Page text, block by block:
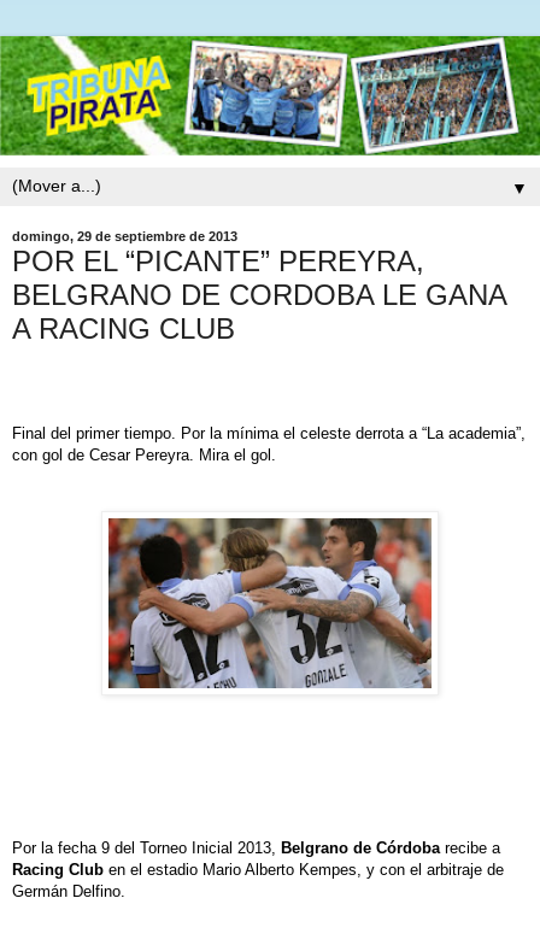
▼
domingo, 29 de septiembre de 2013
POR EL “PICANTE” PEREYRA,
BELGRANO DE CORDOBA LE GANA
A RACING CLUB
Final del primer tiempo. Por la mínima el celeste derrota a “La academia”,
con gol de Cesar Pereyra. Mira el gol.
Por la fecha 9 del Torneo Inicial 2013, Belgrano de Córdobarecibe a
Racing Club en el estadio Mario Alberto Kempes, y con el arbitraje de
Germán Delfino.